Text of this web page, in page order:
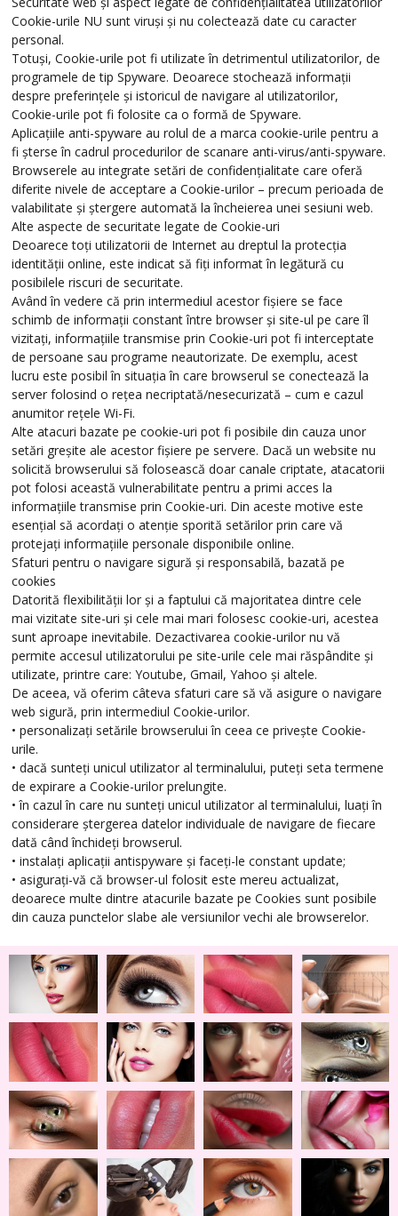
Cookie-urile NU sunt viruși și nu colectează date cu caracter
personal.
Totuși, Cookie-urile pot fi utilizate în detrimentul utilizatorilor, de
programele de tip Spyware. Deoarece stochează informații
despre preferințele și istoricul de navigare al utilizatorilor,
Cookie-urile pot fi folosite ca o formă de Spyware.
Aplicațiile anti-spyware au rolul de a marca cookie-urile pentru a
fi șterse în cadrul procedurilor de scanare anti-virus/anti-spyware.
Browserele au integrate setări de confidențialitate care oferă
diferite nivele de acceptare a Cookie-urilor – precum perioada de
valabilitate și ștergere automată la încheierea unei sesiuni web.
Alte aspecte de securitate legate de Cookie-uri
Deoarece toți utilizatorii de Internet au dreptul la protecția
identității online, este indicat să fiți informat în legătură cu
posibilele riscuri de securitate.
Având în vedere că prin intermediul acestor fișiere se face
schimb de informații constant între browser și site-ul pe care îl
vizitați, informațiile transmise prin Cookie-uri pot fi interceptate
de persoane sau programe neautorizate. De exemplu, acest
lucru este posibil în situația în care browserul se conectează la
server folosind o rețea necriptată/nesecurizată – cum e cazul
anumitor rețele Wi-Fi.
Alte atacuri bazate pe cookie-uri pot fi posibile din cauza unor
setări greșite ale acestor fișiere pe servere. Dacă un website nu
solicită browserului să folosească doar canale criptate, atacatorii
pot folosi această vulnerabilitate pentru a primi acces la
informațiile transmise prin Cookie-uri. Din aceste motive este
esențial să acordați o atenție sporită setărilor prin care vă
protejați informațiile personale disponibile online.
Sfaturi pentru o navigare sigură și responsabilă, bazată pe
cookies
Datorită flexibilității lor și a faptului că majoritatea dintre cele
mai vizitate site-uri și cele mai mari folosesc cookie-uri, acestea
sunt aproape inevitabile. Dezactivarea cookie-urilor nu vă
permite accesul utilizatorului pe site-urile cele mai răspândite și
utilizate, printre care: Youtube, Gmail, Yahoo și altele.
De aceea, vă oferim câteva sfaturi care să vă asigure o navigare
web sigură, prin intermediul Cookie-urilor.
• personalizați setările browserului în ceea ce privește Cookie-
urile.
• dacă sunteți unicul utilizator al terminalului, puteți seta termene
de expirare a Cookie-urilor prelungite.
• în cazul în care nu sunteți unicul utilizator al terminalului, luați în
considerare ștergerea datelor individuale de navigare de fiecare
dată când închideți browserul.
• instalați aplicații antispyware și faceți-le constant update;
• asigurați-vă că browser-ul folosit este mereu actualizat,
deoarece multe dintre atacurile bazate pe Cookies sunt posibile
din cauza punctelor slabe ale versiunilor vechi ale browserelor.